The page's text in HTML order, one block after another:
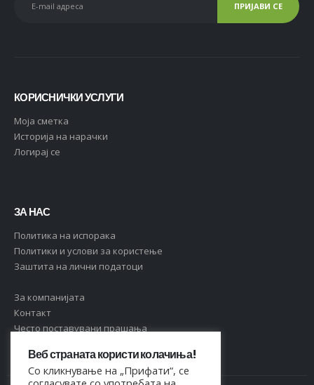
КОРИСНИЧКИ УСЛУГИ
Moja сметка
Историја на нарачки
Логирај се
ЗА НАС
Политика на испорака
Политики и услови за користење
Заштита на лични податоци
За компанијата
Контакт
Често поставувани прашања
Веб страната користи колачиња!
Со кликнување на „Прифати“, се